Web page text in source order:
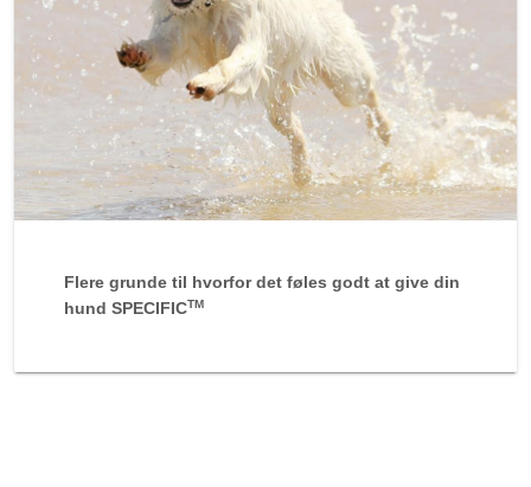
Flere grunde til hvorfor det føles godt at give din
hund SPECIFICTM